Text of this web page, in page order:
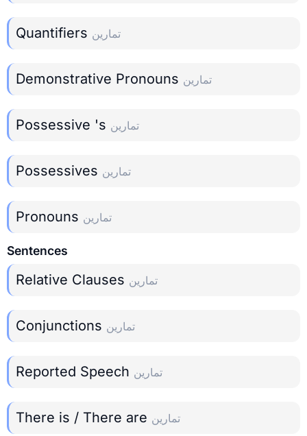
Quantifiers تمارين
Demonstrative Pronouns تمارين
Possessive 's تمارين
Possessives تمارين
Pronouns تمارين
Sentences
Relative Clauses تمارين
Conjunctions تمارين
Reported Speech تمارين
There is / There are تمارين